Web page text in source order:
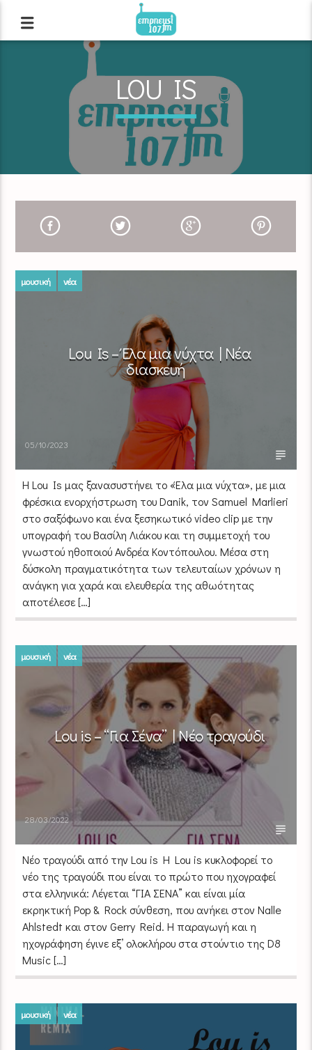
LOU IS
μουσική νέα
Lou Is – Έλα μια νύχτα | Νέα
διασκευή
05/10/2023
Η Lou Is μας ξανασυστήνει το «Έλα μια νύχτα», με μια
φρέσκια ενορχήστρωση του Danik, τον Samuel Marlieri
στο σαξόφωνο και ένα ξεσηκωτικό video clip με την
υπογραφή του Βασίλη Λιάκου και τη συμμετοχή του
γνωστού ηθοποιού Ανδρέα Κοντόπουλου. Μέσα στη
δύσκολη πραγματικότητα των τελευταίων χρόνων η
ανάγκη για χαρά και ελευθερία της αθωότητας
αποτέλεσε […]
μουσική νέα
Lou is – “Για Σένα” | Νέο τραγούδι
28/03/2022
Νέο τραγούδι από την Lou is H Lou is κυκλοφορεί το
νέο της τραγούδι που είναι το πρώτο που ηχογραφεί
στα ελληνικά: Λέγεται “ΓΙΑ ΣΕΝΑ” και είναι μία
εκρηκτική Pop & Rock σύνθεση, που ανήκει στον Nalle
Ahlstedt και στον Gerry Reid. Η παραγωγή και η
ηχογράφηση έγινε εξ’ ολοκλήρου στα στούντιο της D8
Music […]
μουσική νέα